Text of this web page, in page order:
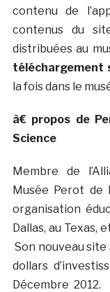
contenu de
contenus du
distribuées au
téléchargement
la fois dans le
à€ propos de
Science
Membre de
Musée Perot
organisation
Dallas, au Texas,
Son nouveau
dollars
Décembre